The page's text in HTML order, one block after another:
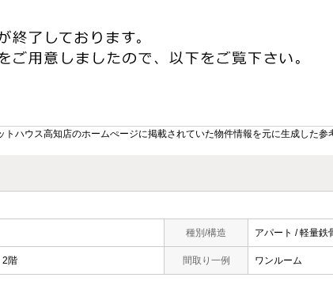
ハウス高知店のホームぺージに掲載されていた物件情報を元に生成した参
種別/構造 アパート / 軽量鉄
2階 間取り一例 ワンルーム